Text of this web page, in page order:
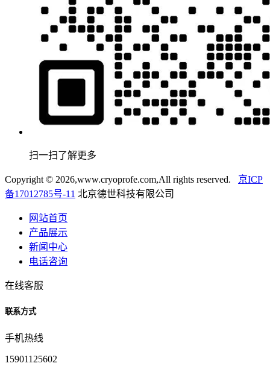
扫一扫了解更多
Copyright © 2026,www.cryoprofe.com,All rights reserved. 京ICP
备17012785号-11 北京德世科技有限公司
网站首页
产品展示
新闻中心
电话咨询
在线客服
联系方式
手机热线
15901125602